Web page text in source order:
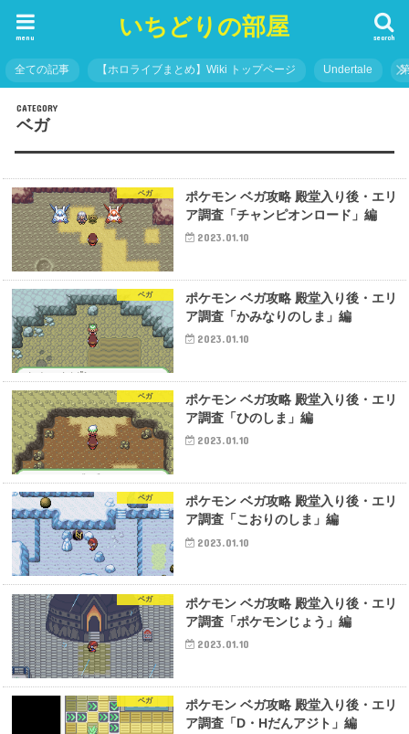
いちどりの部屋 search
menu
全ての記事 【ホロライブまとめ】Wiki トップページ Undertale
ベガ
ベガ
ポケモン ベガ攻略 殿堂入り後・エリ
ア調査「チャンピオンロード」編
2023.01.10
ベガ
ポケモン ベガ攻略 殿堂入り後・エリ
ア調査「かみなりのしま」編
2023.01.10
ベガ
ポケモン ベガ攻略 殿堂入り後・エリ
ア調査「ひのしま」編
2023.01.10
ベガ
ポケモン ベガ攻略 殿堂入り後・エリ
ア調査「こおりのしま」編
2023.01.10
ベガ
ポケモン ベガ攻略 殿堂入り後・エリ
ア調査「ポケモンじょう」編
2023.01.10
ベガ
ポケモン ベガ攻略 殿堂入り後・エリ
ア調査「D・Hだんアジト」編